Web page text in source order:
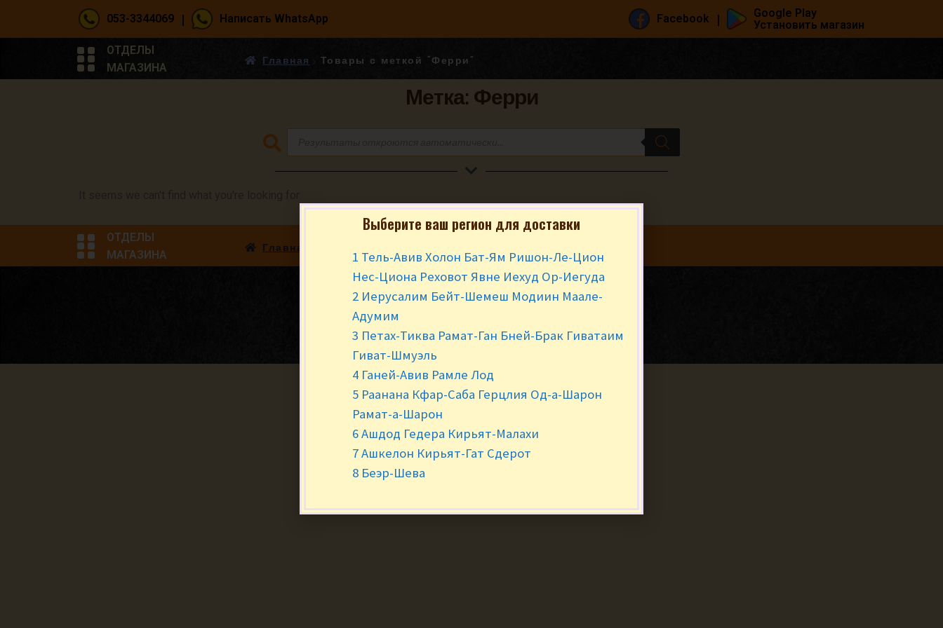
053-3344069 | Написать WhatsApp Facebook |
Google Play
Установить магазин
ОТДЕЛЫ
МАГАЗИНА
Главная Товары с меткой “Ферри”
Метка: Ферри
ОТДЕЛЫ
МАГАЗИНА
Главная
Privacy Policy & Terms of Use
©2020 RusFood.co.il. All Rights Reserved
Выберите ваш регион для доставки
1 Тель-Авив Холон Бат-Ям Ришон-Ле-Цион
Нес-Циона Реховот Явне Иехуд Ор-Иегуда
2 Иерусалим Бейт-Шемеш Модиин Маале-
Адумим
3 Петах-Тиква Рамат-Ган Бней-Брак Гиватаим
Гиват-Шмуэль
4 Ганей-Авив Рамле Лод
5 Раанана Кфар-Саба Герцлия Од-а-Шарон
Рамат-а-Шарон
6 Ашдод Гедера Кирьят-Малахи
7 Ашкелон Кирьят-Гат Сдерот
8 Беэр-Шева